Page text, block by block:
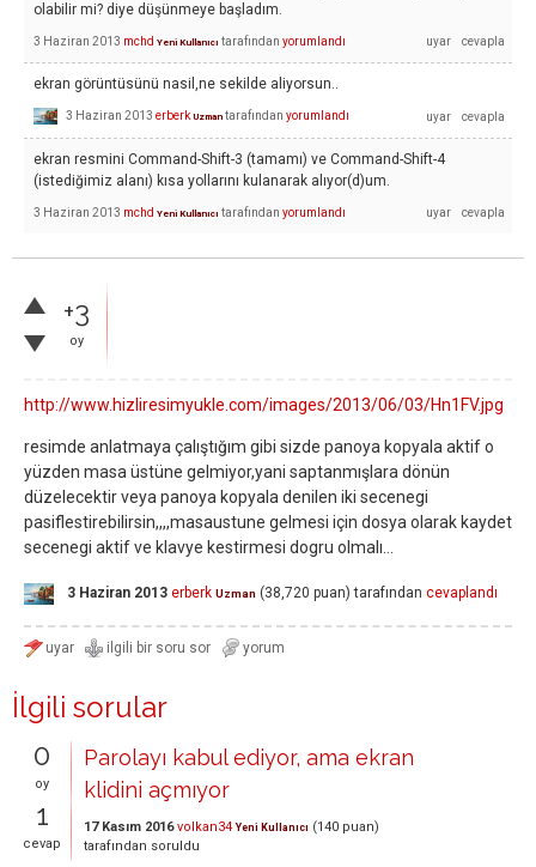
olabilir mi? diye düşünmeye başladım.
3 Haziran 2013 mchd Yeni Kullanıcı tarafından yorumlandı
ekran görüntüsünü nasil,ne sekilde aliyorsun..
3 Haziran 2013 erberk Uzman tarafından yorumlandı
ekran resmini Command-Shift-3 (tamamı) ve Command-Shift-4
(istediğimiz alanı) kısa yollarını kulanarak alıyor(d)um.
3 Haziran 2013 mchd Yeni Kullanıcı tarafından yorumlandı
+3
oy
http://www.hizliresimyukle.com/images/2013/06/03/Hn1FV.jpg
resimde anlatmaya çalıştığım gibi sizde panoya kopyala aktif o
yüzden masa üstüne gelmiyor,yani saptanmışlara dönün
düzelecektir veya panoya kopyala denilen iki secenegi
pasiflestirebilirsin,,,,masaustune gelmesi için dosya olarak kaydet
secenegi aktif ve klavye kestirmesi dogru olmalı...
3 Haziran 2013 erberk Uzman (38,720 puan) tarafından cevaplandı
İlgili sorular
0
oy
1
cevap
Parolayı kabul ediyor, ama ekran
klidini açmıyor
17 Kasım 2016 volkan34 Yeni Kullanıcı (140 puan)
tarafından soruldu